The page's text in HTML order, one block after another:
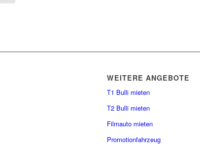
WEITERE ANGEBOTE
T1 Bulli mieten
T2 Bulli mieten
Filmauto mieten
Promotionfahrzeug